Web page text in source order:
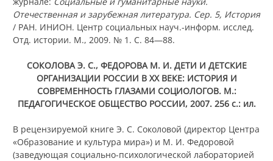
Отечественная и зарубежная литература. Сер. 5, История
/ РАН. ИНИОН. Центр социальных науч.-информ. исслед.
Отд. истории. М., 2009. № 1. С. 84—88.
СОКОЛОВА Э. С., ФЕДОРОВА М. И. ДЕТИ И ДЕТСКИЕ
ОРГАНИЗАЦИИ РОССИИ В XX ВЕКЕ: ИСТОРИЯ И
СОВРЕМЕННОСТЬ ГЛАЗАМИ СОЦИОЛОГОВ. М.:
ПЕДАГОГИЧЕСКОЕ ОБЩЕСТВО РОССИИ, 2007. 256 с.: ил.
В рецензируемой книге Э. С. Соколовой (директор Центра
«Образование и культура мира») и М. И. Федоровой
(заведующая социально-психологической лабораторией